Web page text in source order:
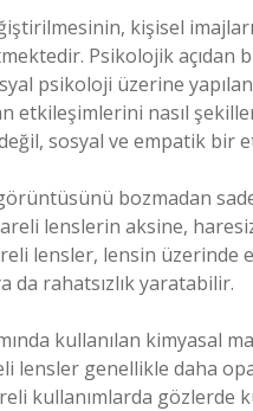
kişisel
Psikolojik açıdan
psikoloji üzerine
etkileşimlerini nasıl
sosyal ve empatik bir
bozmadan
lenslerin aksine,
lensler, lensin üzerinde
rahatsızlık yaratabilir.
kullanılan kimyasal
lensler genellikle daha
kullanımlarda